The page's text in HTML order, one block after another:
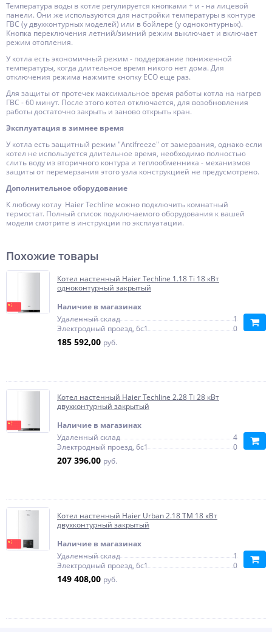
Температура воды в котле регулируется кнопками + и - на лицевой
панели. Они же используются для настройки температуры в контуре
ГВС (у двухконтурных моделей) или в бойлере (у одноконтурных).
Кнопка переключения летний/зимний режим выключает и включает
режим отопления.
У котла есть экономичный режим - поддержание пониженной
температуры, когда длительное время никого нет дома. Для
отключения режима нажмите кнопку ECO еще раз.
Для защиты от протечек максимальное время работы котла на нагрев
ГВС - 60 минут. После этого котел отключается, для возобновления
работы достаточно закрыть и заново открыть кран.
Эксплуатация в зимнее время
У котла есть защитный режим "Antifreeze" от замерзания, однако если
котел не используется длительное время, необходимо полностью
слить воду из вторичного контура и теплообменника - механизмов
защиты от перемерзания этого узла конструкцией не предусмотрено.
Дополнительное оборудование
К любому котлу Haier Techline можно подключить комнатный
термостат. Полный список подключаемого оборудования к вашей
модели смотрите в инструкции по эксплуатации.
Похожие товары
Котел настенный Haier Techline 1.18 Ti 18 кВт
одноконтурный закрытый
Наличие в магазинах
Удаленный склад
1
Электродный проезд, 6с1
0
185 592,00 руб.
Котел настенный Haier Techline 2.28 Ti 28 кВт
двухконтурный закрытый
Наличие в магазинах
Удаленный склад
4
Электродный проезд, 6с1
0
207 396,00 руб.
Котел настенный Haier Urban 2.18 TM 18 кВт
двухконтурный закрытый
Наличие в магазинах
Удаленный склад
1
Электродный проезд, 6с1
0
149 408,00 руб.